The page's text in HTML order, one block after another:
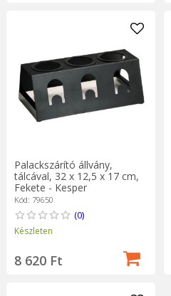
Palackszárító állvány,
tálcával, 32 x 12,5 x 17 cm,
Fekete - Kesper
Kód: 79650
(0)
Készleten
8 620 Ft